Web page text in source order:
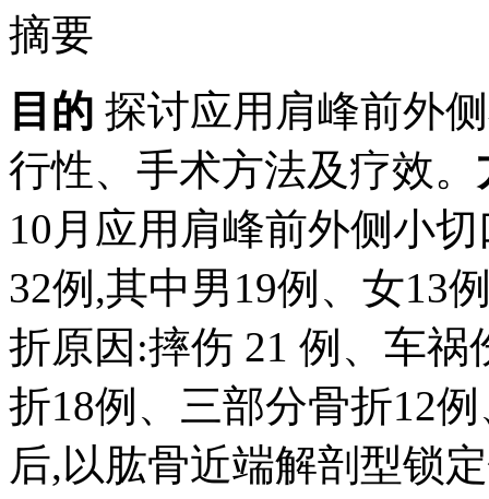
摘要
目的 探讨应用肩峰前外
行性、手术方法及疗效。
10月应用肩峰前外侧小
32例,其中男19例、女13
折原因:摔伤 21 例、车祸
折18例、三部分骨折12
后,以肱骨近端解剖型锁